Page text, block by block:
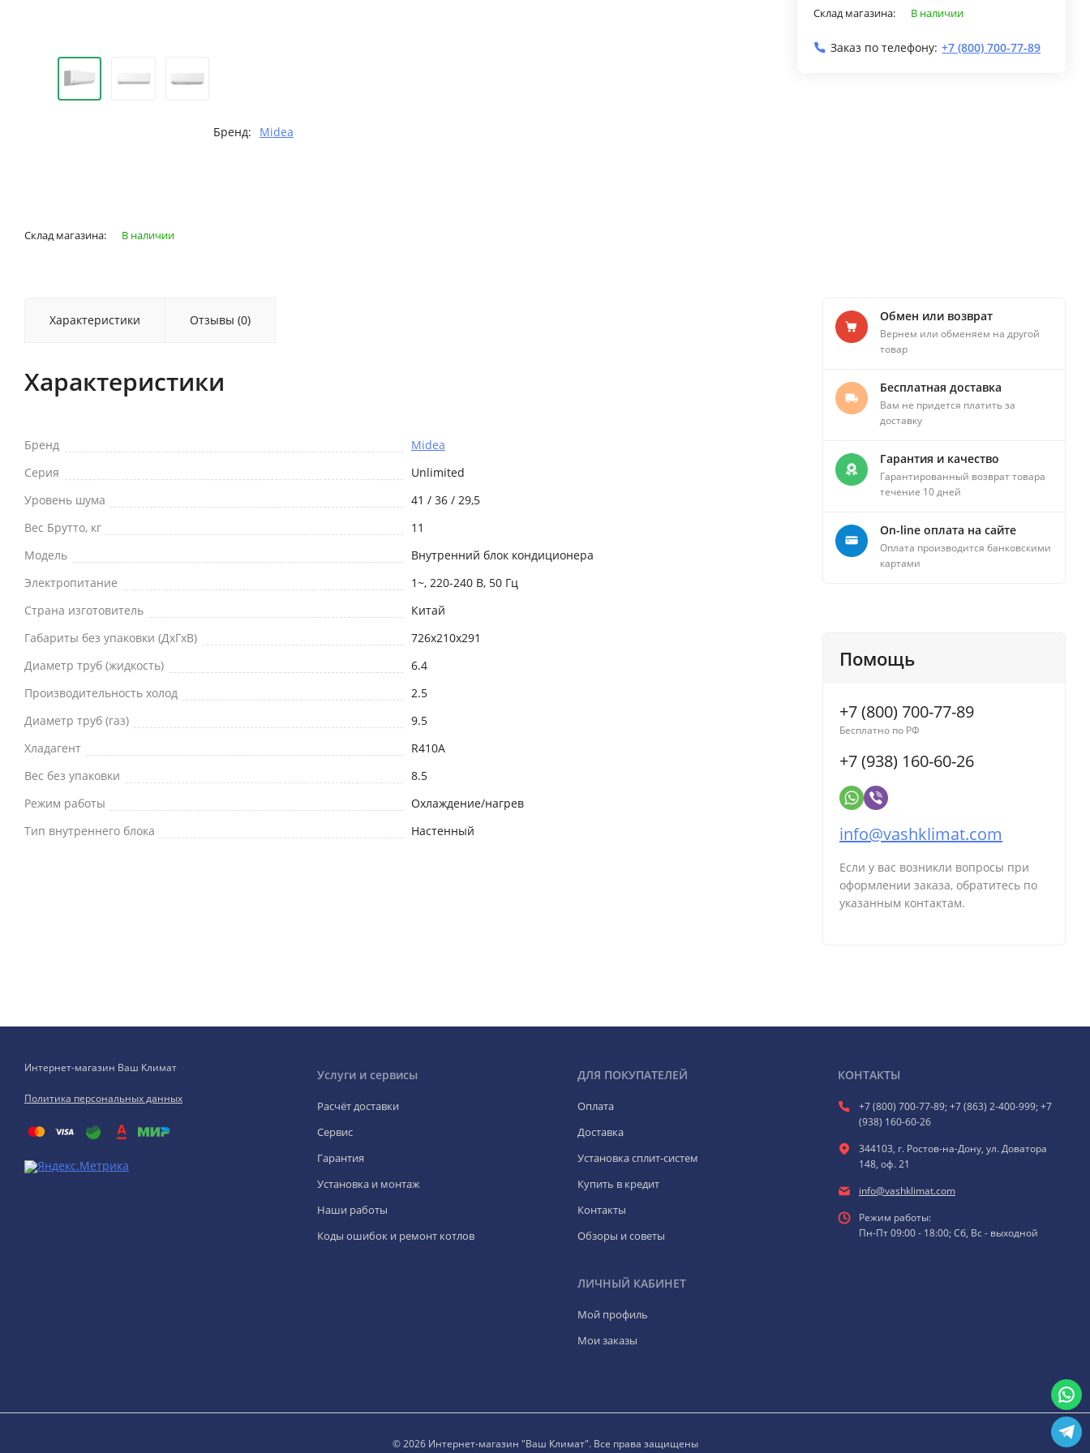
Бренд: Midea
Склад магазина:
В наличии
Заказ по телефону: +7 (800) 700-77-89
Склад магазина: В наличии
Характеристики Отзывы (0)
Характеристики
Бренд
Midea
Серия
Unlimited
Уровень шума
41 / 36 / 29,5
Вес Брутто, кг
11
Модель
Внутренний блок кондиционера
Электропитание
1~, 220-240 В, 50 Гц
Страна изготовитель
Китай
Габариты без упаковки (ДхГхВ)
726x210x291
Диаметр труб (жидкость)
6.4
Производительность холод
2.5
Диаметр труб (газ)
9.5
Хладагент
R410A
Вес без упаковки
8.5
Режим работы
Охлаждение/нагрев
Тип внутреннего блока
Настенный
Обмен или возврат
Вернем или обменяем на другой
товар
Бесплатная доставка
Вам не придется платить за
доставку
Гарантия и качество
Гарантированный возврат товара
течение 10 дней
On-line оплата на сайте
Оплата производится банковскими
картами
Помощь
+7 (800) 700-77-89
Бесплатно по РФ
+7 (938) 160-60-26
info@vashklimat.com
Если у вас возникли вопросы при
оформлении заказа, обратитесь по
указанным контактам.
Интернет-магазин Ваш Климат
Политика персональных данных
Услуги и сервисы
Расчёт доставки
Сервис
Гарантия
Установка и монтаж
Наши работы
Коды ошибок и ремонт котлов
ДЛЯ ПОКУПАТЕЛЕЙ
Оплата
Доставка
Установка сплит-систем
Купить в кредит
Контакты
Обзоры и советы
ЛИЧНЫЙ КАБИНЕТ
Мой профиль
Мои заказы
КОНТАКТЫ
+7 (800) 700-77-89; +7 (863) 2-400-999; +7
(938) 160-60-26
344103, г. Ростов-на-Дону, ул. Доватора
148, оф. 21
info@vashklimat.com
Режим работы:
Пн-Пт 09:00 - 18:00; Сб, Вс - выходной
© 2026 Интернет-магазин "Ваш Климат". Все права защищены